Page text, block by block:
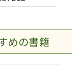
めの書籍